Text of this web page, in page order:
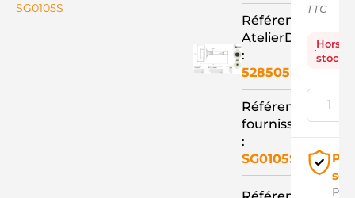
SG0105S
Référence
AtelierD
:
528505
Référence
fournisseur
:
SG0105S
TTC
Hors
stock